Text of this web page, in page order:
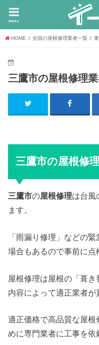
menu
HOME 全国の屋根修理業者一覧
三鷹市の屋根修理
三鷹市の屋根修
三鷹市の屋根修理は台風
ます。
「雨漏り修理」などの
場合もあるので事前に点
屋根修理は屋根の「葺
内容によって適正業者が
適正価格で高品質な屋
めに専門業者に工事を依